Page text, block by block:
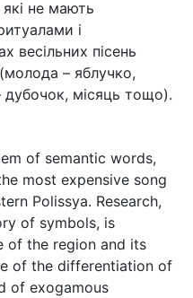
які не мають
і
весільних пісень
– яблучко,
дубочок, місяць тощо).
of semantic words,
most expensive song
Polissya. Research,
of symbols, is
of the region and its
of the differentiation of
of exogamous